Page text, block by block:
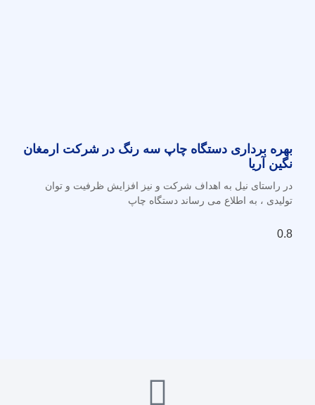
بهره برداری دستگاه چاپ سه رنگ در شرکت ارمغان
نگین آریا
در راستای نیل به اهداف شرکت و نیز افزایش ظرفیت و توان
تولیدی ، به اطلاع می رساند دستگاه چاپ